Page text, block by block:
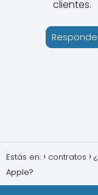
clientes.
Estás en: contratos
Apple?